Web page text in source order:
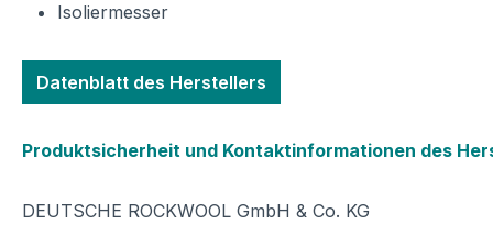
Isoliermesser
Datenblatt des Herstellers
Produktsicherheit und Kontaktinformationen des
DEUTSCHE ROCKWOOL GmbH & Co. KG